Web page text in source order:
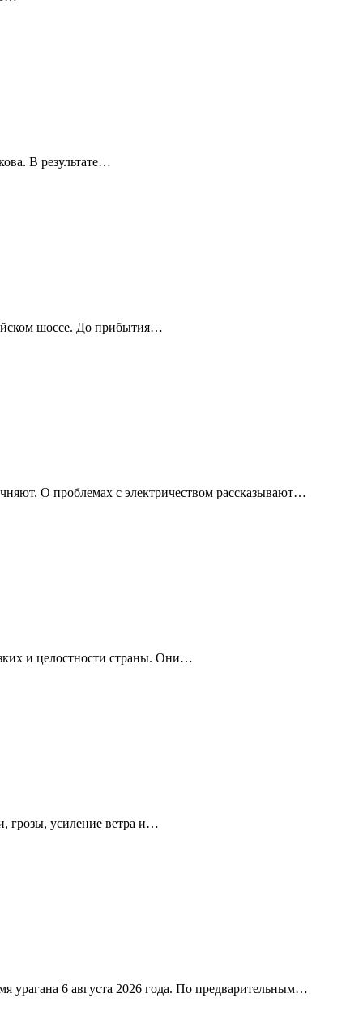
В результате…
шоссе. До прибытия…
О проблемах с электричеством рассказывают…
и целостности страны. Они…
грозы, усиление ветра и…
урагана 6 августа 2026 года. По предварительным…